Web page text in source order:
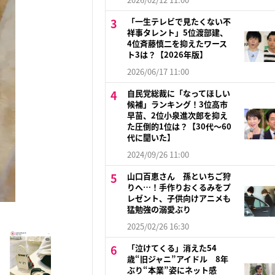
「一生テレビで見たくない不
祥事タレント」5位渡部建、
4位斉藤慎二を抑えたワース
ト3は？【2026年版】
2026/06/17 11:00
自民党総裁に「なってほしい
候補」ランキング！3位高市
早苗、2位小泉進次郎を抑え
た圧倒的1位は？【30代〜60
代に聞いた】
2024/09/26 11:00
山口百恵さん 孫といちご狩
りへ…！手作りおくるみをプ
レゼント、子供向けアニメも
猛勉強の溺愛ぶり
2025/02/26 16:30
「泣けてくる」消えた54
歳“旧ジャニ”アイドル 8年
ぶり“本業”姿にネット感